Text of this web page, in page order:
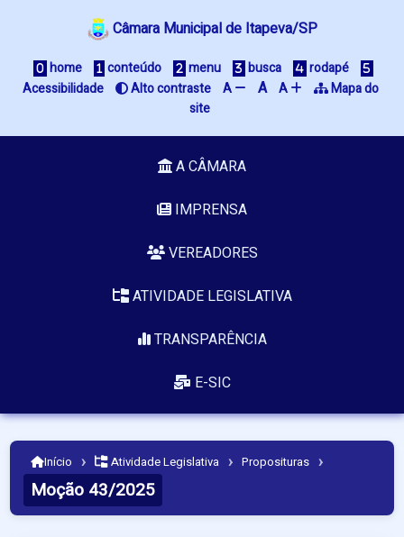
Câmara Municipal de Itapeva/SP
home conteúdo menu busca
rodapé
Acessibilidade
Alto contraste A A A
Mapa do
site
A CÂMARA
IMPRENSA
VEREADORES
ATIVIDADE LEGISLATIVA
TRANSPARÊNCIA
E-SIC
Início › Atividade Legislativa › Proposituras ›
Moção 43/2025